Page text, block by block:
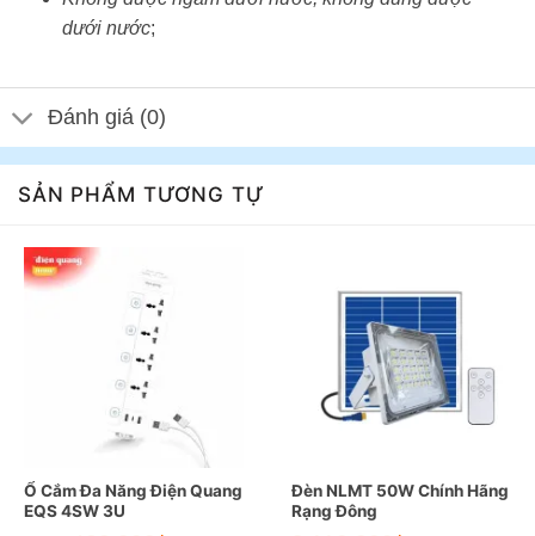
dưới nước;
Đánh giá (0)
SẢN PHẨM TƯƠNG TỰ
Ổ Cắm Đa Năng Điện Quang
EQS 4SW 3U
Đèn NLMT 50W Chính Hãng
Rạng Đông